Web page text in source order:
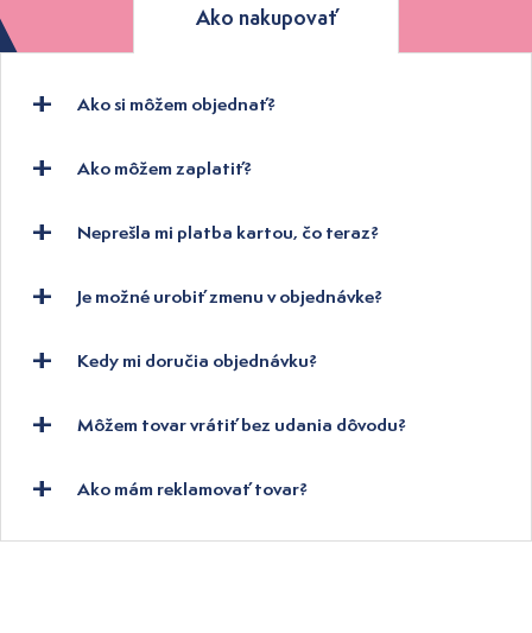
Ako nakupovať
Ako si môžem objednať?
Ako môžem zaplatiť?
Neprešla mi platba kartou, čo teraz?
Je možné urobiť zmenu v objednávke?
Kedy mi doručia objednávku?
Môžem tovar vrátiť bez udania dôvodu?
Ako mám reklamovať tovar?